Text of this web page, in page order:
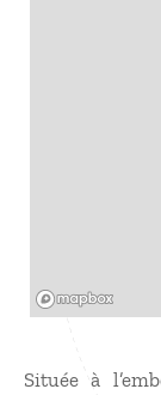
Située à